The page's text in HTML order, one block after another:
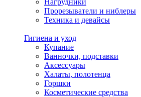
Нагрудники
Прорезыватели и ниблеры
Техника и девайсы
Гигиена и уход
Купание
Ванночки, подставки
Аксессуары
Халаты, полотенца
Горшки
Косметические средства